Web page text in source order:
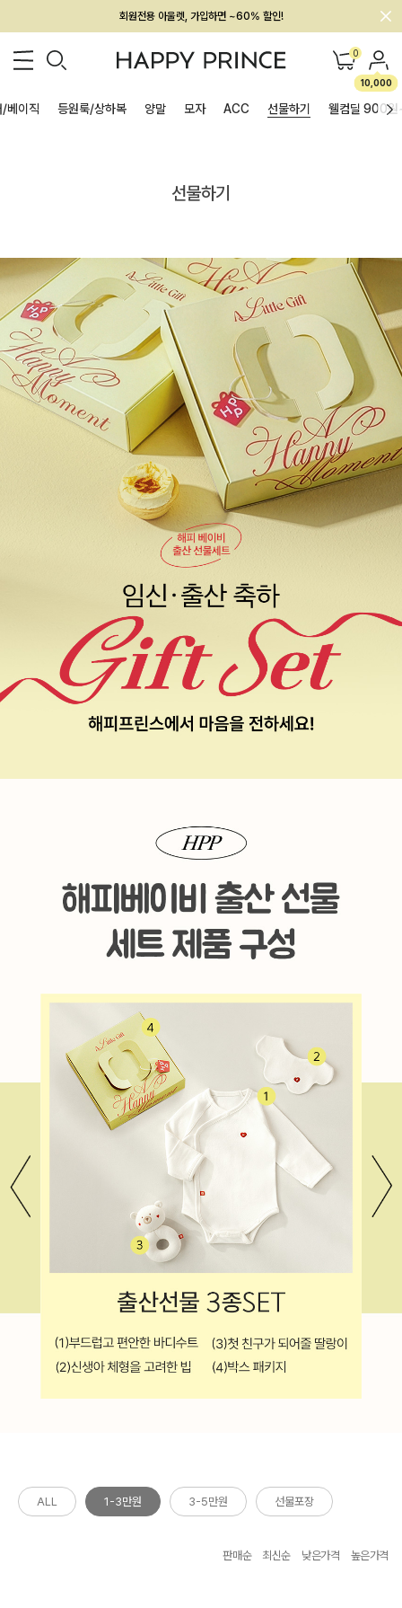
회원전용 아울렛, 가입하면 ~60% 할인!
멤버십 최대 28,000원 혜택 0
10,000
/베이직 등원룩/상하복 양말 모자 ACC 선물하기 웰컴딜 900원
선물하기
ALL 1-3만원 3-5만원 선물포장
판매순 최신순 낮은가격 높은가격